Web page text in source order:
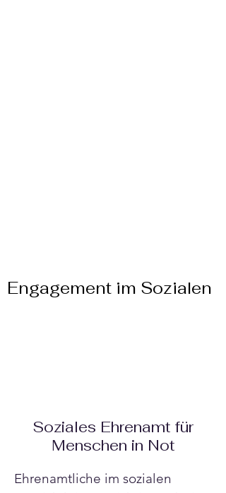
Engagement im Sozialen
Soziales Ehrenamt für
Menschen in Not
Ehrenamtliche im sozialen